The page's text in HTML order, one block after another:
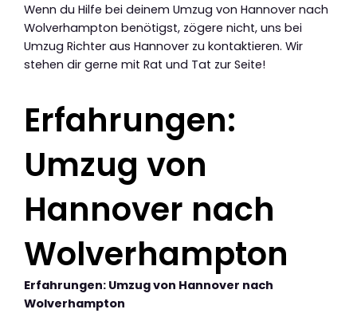
Wenn du Hilfe bei deinem Umzug von Hannover nach
Wolverhampton benötigst, zögere nicht, uns bei
Umzug Richter aus Hannover zu kontaktieren. Wir
stehen dir gerne mit Rat und Tat zur Seite!
Erfahrungen:
Umzug von
Hannover nach
Wolverhampton
Erfahrungen: Umzug von Hannover nach
Wolverhampton